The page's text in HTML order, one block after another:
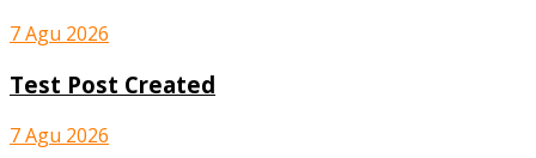
7 Agu 2026
Test Post Created
7 Agu 2026